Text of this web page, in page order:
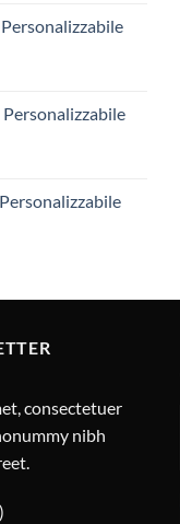
consectetuer
nibh